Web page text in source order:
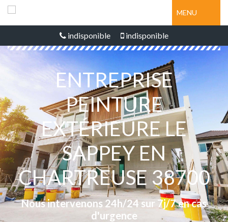
MENU
indisponible indisponible
ENTREPRISE
PEINTURE
EXTÉRIEURE LE
SAPPEY EN
CHARTREUSE 38700
Nous intervenons 24h/24 sur 7j/7 en cas
d'urgence